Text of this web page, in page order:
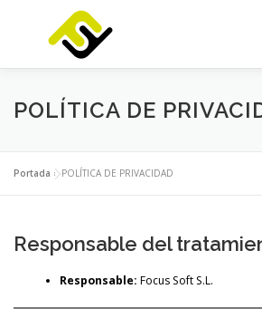
contenido
INICIO SERVICIOS
FOCUSLAB KIT DIGITAL
NOTICIAS CONTACTO
POLÍTICA DE
Portada »POLÍTICA DE PRIVACIDAD
Responsable del
Responsable: Focus Soft S.L.